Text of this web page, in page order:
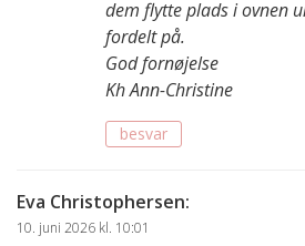
dem flytte plads i ovnen
fordelt på.
God fornøjelse
Kh Ann-Christine
besvar
Eva Christophersen:
10. juni 2026 kl. 10:01